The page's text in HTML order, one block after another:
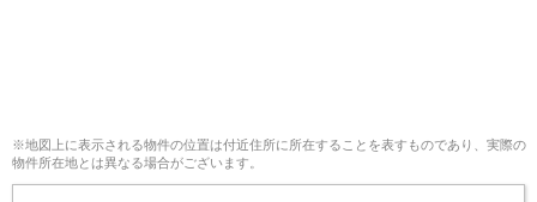
※地図上に表示される物件の位置は付近住所に所在することを表すものであり、実際の
物件所在地とは異なる場合がございます。